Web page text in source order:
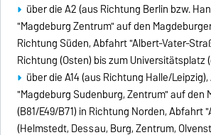
über die A2 (aus Richtung Berlin bzw.
"Magdeburg Zentrum" auf den
Richtung Süden, Abfahrt "Albert-Vater-
Richtung (Osten) bis zum Universitätsplatz
über die A14 (aus Richtung Halle/
"Magdeburg Sudenburg, Zentrum" auf den
(B81/E49/B71) in Richtung Norden, Abfahrt
(Helmstedt, Dessau, Burg, Zentrum,